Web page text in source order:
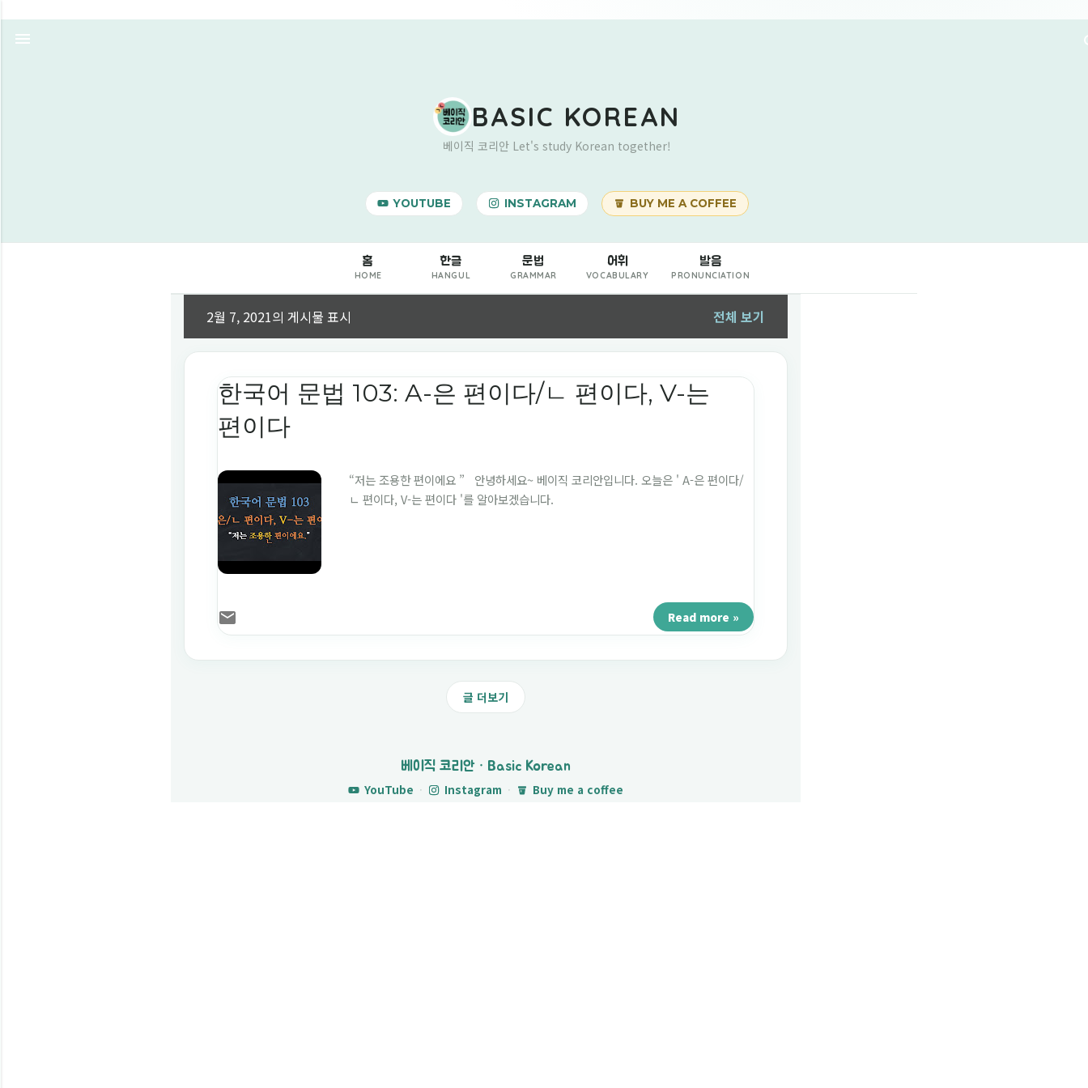
기본 콘텐츠로 건너뛰기
BASIC KOREAN
베이직 코리안 Let's study Korean together!
YOUTUBE INSTAGRAM BUY ME A COFFEE
홈
HOME
한글
HANGUL
문법
GRAMMAR
어휘
VOCABULARY
발음
PRONUNCIATION
2월 7, 2021의 게시물 표시 전체 보기
한국어 문법 103: A-은 편이다/ㄴ 편이다, V-는
편이다
“저는 조용한 편이에요 ” 안녕하세요~ 베이직 코리안입니다. 오늘은 ' A-은 편이다/
ㄴ 편이다, V-는 편이다 '를 알아보겠습니다.
Read more »
글 더보기
베이직 코리안 · Basic Korean
YouTube · Instagram · Buy me a coffee